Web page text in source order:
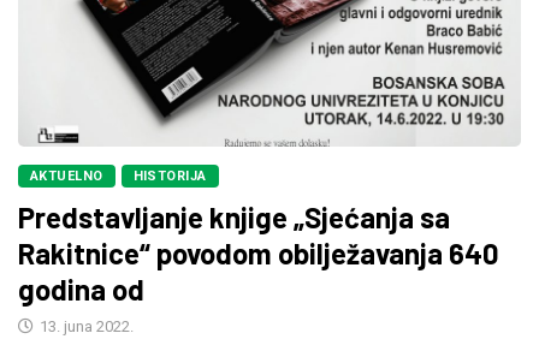
AKTUELNO HISTORIJA
Predstavljanje knjige „Sjećanja sa
Rakitnice“ povodom obilježavanja 640
godina od
13. juna 2022.